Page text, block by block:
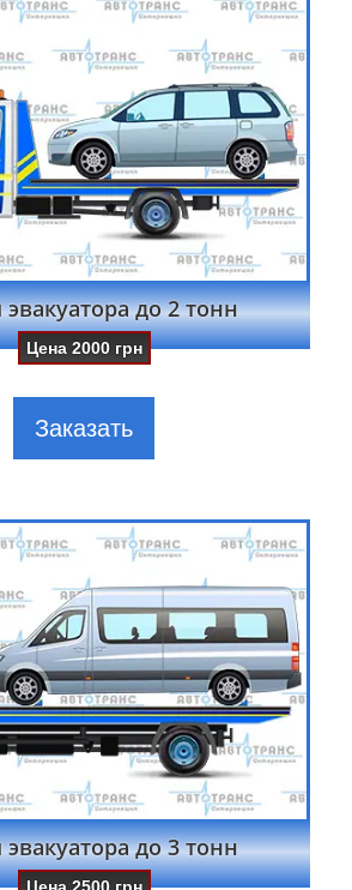
эвакуатора до 2 тонн
Цена2000 грн
Заказать
эвакуатора до 3 тонн